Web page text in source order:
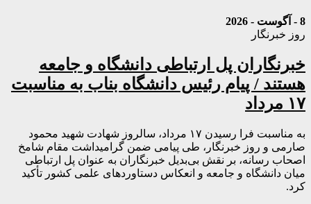
8 - آگوست - 2026
روز خبرنگار
خبرنگاران پل ارتباطی دانشگاه و جامعه
هستند / پیام رئیس دانشگاه بناب به مناسبت
۱۷ مرداد
به مناسبت فرا رسیدن ۱۷ مرداد، سالروز شهادت شهید محمود
صارمی و روز خبرنگار، طی پیامی ضمن گرامیداشت مقام شامخ
اصحاب رسانه، بر نقش بی‌بدیل خبرنگاران به عنوان پل ارتباطی
میان دانشگاه و جامعه و انعکاس دستاوردهای علمی کشور تأکید
کرد.